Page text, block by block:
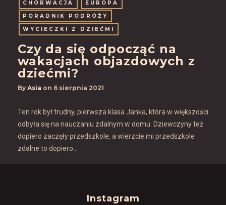
CHORWACJA
EUROPA
PORADNIK PODRÓŻY
WYCIECZKI Z DZIEĆMI
Czy da się odpocząć na
wakacjach objazdowych z
dziećmi?
By Asia on 6 sierpnia 2021
Ten rok był trudny, pierwsza klasa Janka, która w większości
odbyła się na nauczaniu zdalnym w domu. Dziewczyny też
dopiero zaczęły przedszkole, a wierzcie mi przedszkole
zdalne to dopiero…
Instagram